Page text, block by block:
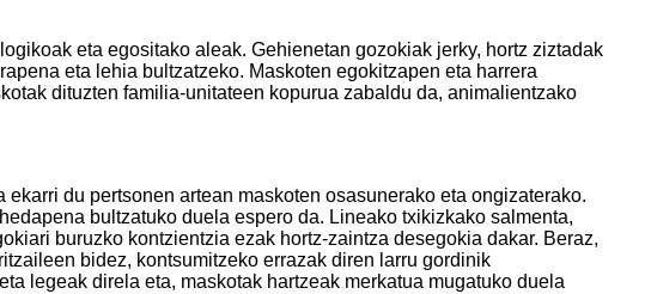
eta egositako aleak. Gehienetan gozokiak jerky, hortz ziztadak
eta lehia bultzatzeko. Maskoten egokitzapen eta harrera
dituzten familia-unitateen kopurua zabaldu da, animalientzako
du pertsonen artean maskoten osasunerako eta ongizaterako.
bultzatuko duela espero da. Lineako txikizkako salmenta,
buruzko kontzientzia ezak hortz-zaintza desegokia dakar. Beraz,
bidez, kontsumitzeko errazak diren larru gordinik
legeak direla eta, maskotak hartzeak merkatua mugatuko duela